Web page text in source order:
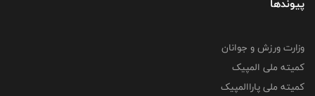
پیوندها
وزارت ورزش و جوانان
کمیته ملی المپیک
کمیته ملی پاراالمپیک